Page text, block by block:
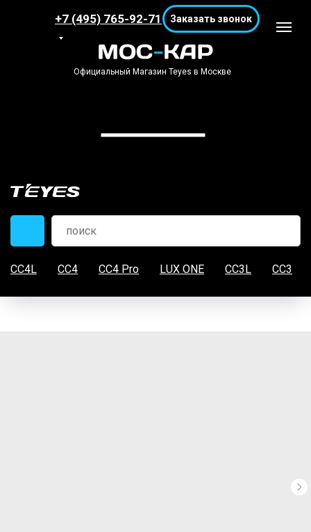
Официальный Магазин Teyes в Москве
+7 (495) 765-92-71 Заказать звонок
CC4L CC4 CC4 Pro LUX ONE CC3L CC3